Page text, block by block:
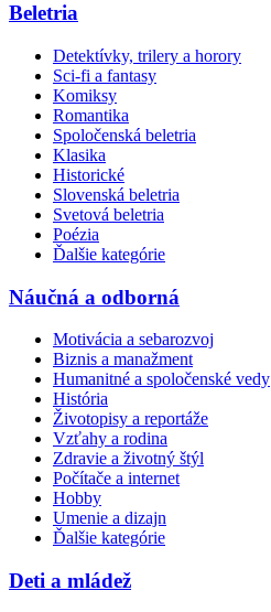
Beletria
Detektívky, trilery a horory
Sci-fi a fantasy
Komiksy
Romantika
Spoločenská beletria
Klasika
Historické
Slovenská beletria
Svetová beletria
Poézia
Ďalšie kategórie
Náučná a odborná
Motivácia a sebarozvoj
Biznis a manažment
Humanitné a spoločenské vedy
História
Životopisy a reportáže
Vzťahy a rodina
Zdravie a životný štýl
Počítače a internet
Hobby
Umenie a dizajn
Ďalšie kategórie
Deti a mládež